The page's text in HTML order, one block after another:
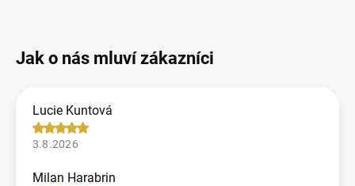
Lucie Kuntová
3.8.2026
Milan Harabrin